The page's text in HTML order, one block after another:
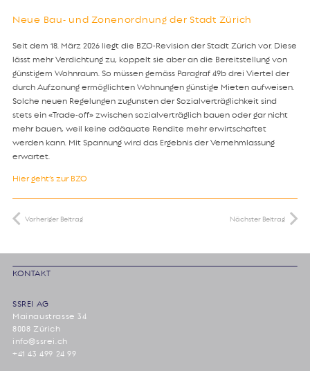
Neue Bau- und Zonenordnung der Stadt Zürich
Seit dem 18. März 2026 liegt die BZO-Revision der Stadt Zürich vor. Diese
lässt mehr Verdichtung zu, koppelt sie aber an die Bereitstellung von
günstigem Wohnraum. So müssen gemäss Paragraf 49b drei Viertel der
durch Aufzonung ermöglichten Wohnungen günstige Mieten aufweisen.
Solche neuen Regelungen zugunsten der Sozialverträglichkeit sind
stets ein «Trade-off» zwischen sozialverträglich bauen oder gar nicht
mehr bauen, weil keine adäquate Rendite mehr erwirtschaftet
werden kann. Mit Spannung wird das Ergebnis der Vernehmlassung
erwartet.
Hier geht’s zur BZO
Vorheriger Beitrag Nächster Beitrag
KONTAKT
SSREI AG
Mainaustrasse 34
8008 Zürich
info@ssrei.ch
+41 43 499 24 99